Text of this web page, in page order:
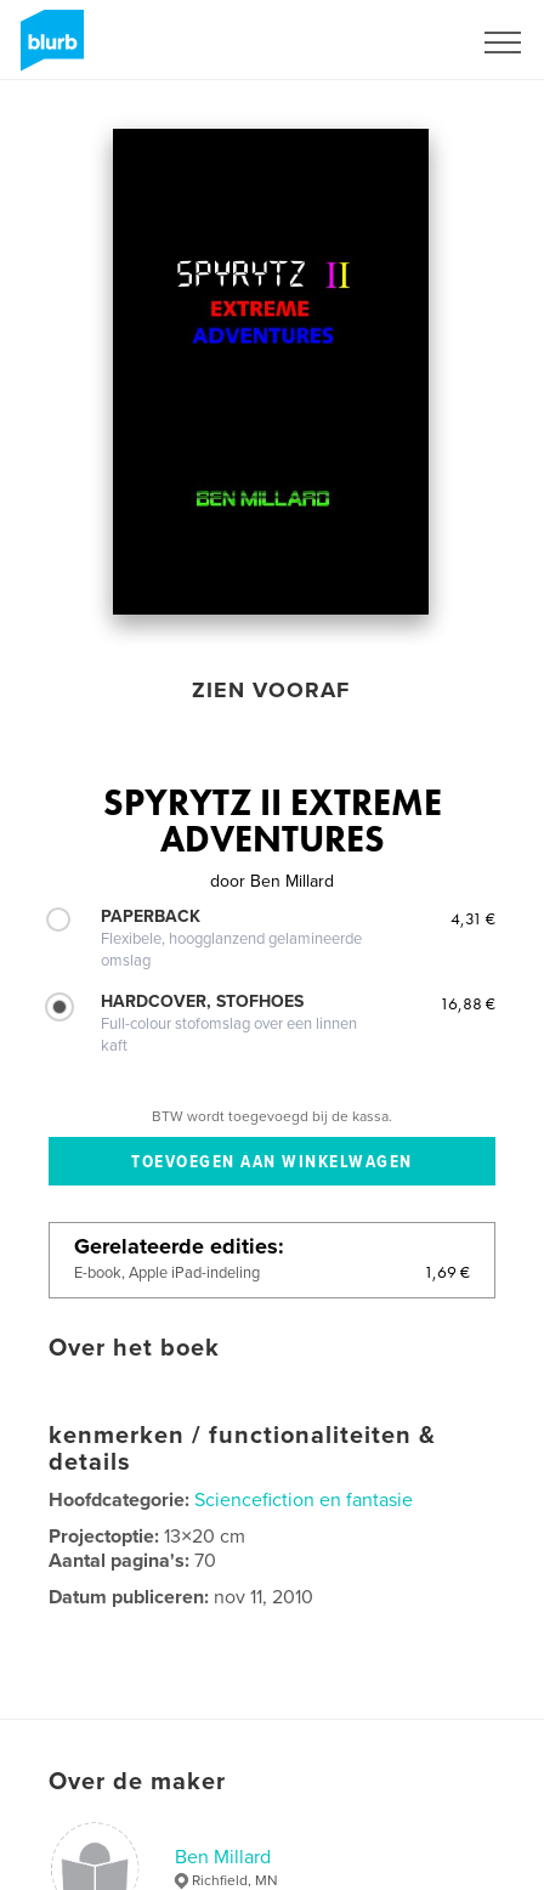
ZIEN VOORAF
SPYRYTZ II EXTREME
ADVENTURES
door Ben Millard
PAPERBACK
Flexibele, hoogglanzend gelamineerde
omslag
4,31 €
HARDCOVER, STOFHOES
Full-colour stofomslag over een linnen
kaft
16,88 €
BTW wordt toegevoegd bij de kassa.
Gerelateerde edities
E-book, Apple iPad-indeling 1,69 €
Over het boek
kenmerken / functionaliteiten &
details
Hoofdcategorie: Sciencefiction en fantasie
Projectoptie:13×20 cm
Aantal pagina's:70
Datum publiceren: nov 11, 2010
Over de maker
Ben Millard
Richfield, MN